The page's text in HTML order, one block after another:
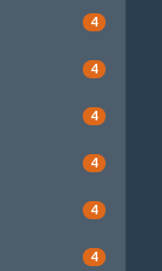
4
4
4
4
4
4